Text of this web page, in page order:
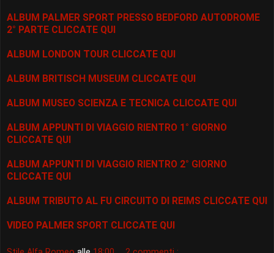
ALBUM PALMER SPORT PRESSO BEDFORD AUTODROME
2° PARTE CLICCATE QUI
ALBUM LONDON TOUR CLICCATE QUI
ALBUM BRITISCH MUSEUM CLICCATE QUI
ALBUM MUSEO SCIENZA E TECNICA CLICCATE QUI
ALBUM APPUNTI DI VIAGGIO RIENTRO 1° GIORNO
CLICCATE QUI
ALBUM APPUNTI DI VIAGGIO RIENTRO 2° GIORNO
CLICCATE QUI
ALBUM TRIBUTO AL FU CIRCUITO DI REIMS CLICCATE QUI
VIDEO PALMER SPORT CLICCATE QUI